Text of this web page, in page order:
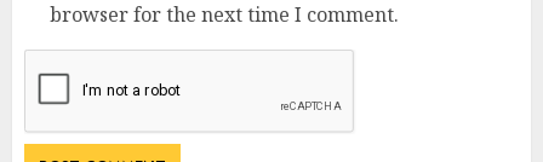
browser for the next time I comment.